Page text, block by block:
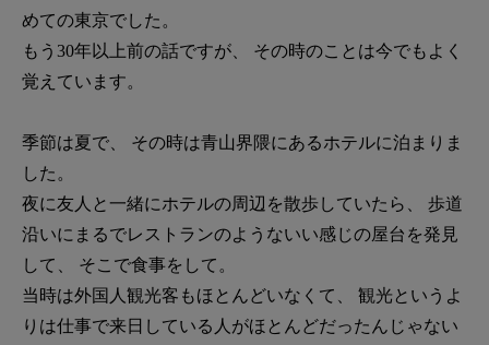
めての東京でした。
もう30年以上前の話ですが、 その時のことは今でもよく
覚えています。
季節は夏で、 その時は青山界隈にあるホテルに泊まりま
した。
夜に友人と一緒にホテルの周辺を散歩していたら、 歩道
沿いにまるでレストランのようないい感じの屋台を発見
して、 そこで食事をして。
当時は外国人観光客もほとんどいなくて、 観光というよ
りは仕事で来日している人がほとんどだったんじゃない